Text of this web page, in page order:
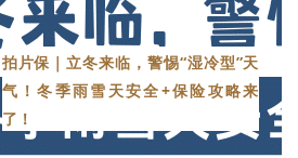
拍片保｜立冬来临，警惕“湿冷型”天
气！冬季雨雪天安全+保险攻略来
了！